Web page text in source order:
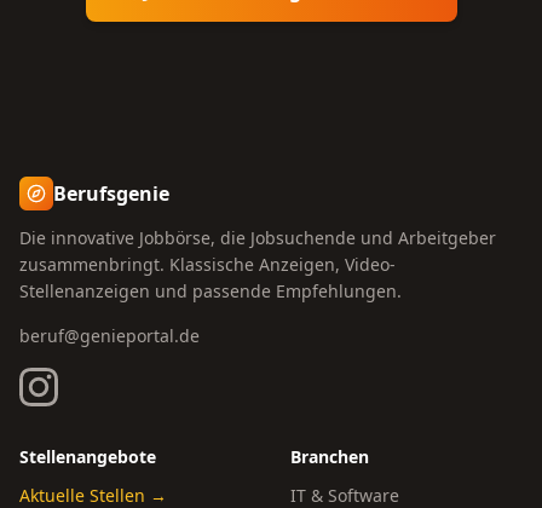
Berufsgenie
Die innovative Jobbörse, die Jobsuchende und Arbeitgeber
zusammenbringt. Klassische Anzeigen, Video-
Stellenanzeigen und passende Empfehlungen.
beruf@genieportal.de
Stellenangebote
Aktuelle Stellen →
Branchen
IT & Software